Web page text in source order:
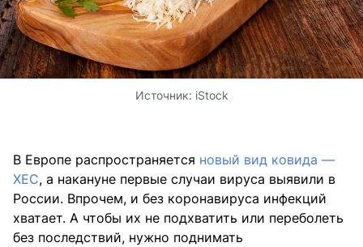
Источник: iStock
В Европе распространяется новый вид ковида —
XEC, а накануне первые случаи вируса выявили в
России. Впрочем, и без коронавируса инфекций
хватает. А чтобы их не подхватить или переболеть
без последствий, нужно поднимать